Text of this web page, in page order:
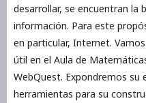
desarrollar, se encuentran la
información. Para este
en particular, Internet.
útil en el Aula de
WebQuest. Expondremos su
herramientas para su